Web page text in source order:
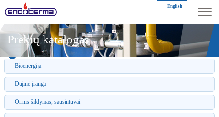
English
Prekių katalogas
Bioenergija
Dujinė įranga
Orinis šildymas, sausintuvai